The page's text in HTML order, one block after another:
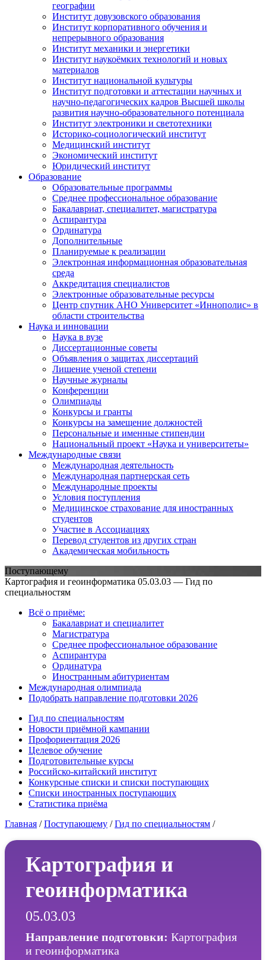
географии
Институт довузовского образования
Институт корпоративного обучения и
непрерывного образования
Институт механики и энергетики
Институт наукоёмких технологий и новых
материалов
Институт национальной культуры
Институт подготовки и аттестации научных и
научно-педагогических кадров Высшей школы
развития научно-образовательного потенциала
Институт электроники и светотехники
Историко-социологический институт
Медицинский институт
Экономический институт
Юридический институт
Образование
Образовательные программы
Среднее профессиональное образование
Бакалавриат, специалитет, магистратура
Аспирантура
Ординатура
Дополнительные
Планируемые к реализации
Электронная информационная образовательная
среда
Аккредитация специалистов
Электронные образовательные ресурсы
Центр спутник АНО Университет «Иннополис» в
области строительства
Наука и инновации
Наука в вузе
Диссертационные советы
Объявления о защитах диссертаций
Лишение ученой степени
Научные журналы
Конференции
Олимпиады
Конкурсы и гранты
Конкурсы на замещение должностей
Персональные и именные стипендии
Национальный проект «Наука и университеты»
Международные связи
Международная деятельность
Международная партнерская сеть
Международные проекты
Условия поступления
Медицинское страхование для иностранных
студентов
Участие в Ассоциациях
Перевод студентов из других стран
Академическая мобильность
Поступающему
Картография и геоинформатика 05.03.03 — Гид по
специальностям
Всё о приёме:
Бакалавриат и специалитет
Магистратура
Среднее профессиональное образование
Аспирантура
Ординатура
Иностранным абитуриентам
Международная олимпиада
Подобрать направление подготовки 2026
Гид по специальностям
Новости приёмной кампании
Профориентация 2026
Целевое обучение
Подготовительные курсы
Российско-китайский институт
Конкурсные списки и списки поступающих
Списки иностранных поступающих
Статистика приёма
Главная /Поступающему /Гид по специальностям /
Картография и
геоинформатика
05.03.03
Направление подготовки: Картография
и геоинформатика